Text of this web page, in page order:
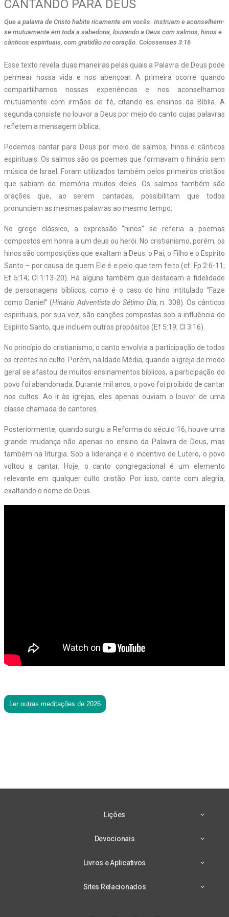
CANTANDO PARA DEUS
Que a palavra de Cristo habite ricamente em vocês. Instruam e aconselhem-
se mutuamente em toda a sabedoria, louvando a Deus com salmos, hinos e
cânticos espirituais, com gratidão no coração. Colossenses 3:16
Esse texto revela duas maneiras pelas quais a Palavra de Deus pode
permear nossa vida e nos abençoar. A primeira ocorre quando
compartilhamos nossas experiências e nos aconselhamos
mutuamente com irmãos de fé, citando os ensinos da Bíblia. A
segunda consiste no louvor a Deus por meio do canto cujas palavras
refletem a mensagem bíblica.
Podemos cantar para Deus por meio de salmos, hinos e cânticos
espirituais. Os salmos são os poemas que formavam o hinário sem
música de Israel. Foram utilizados também pelos primeiros cristãos
que sabiam de memória muitos deles. Os salmos também são
orações que, ao serem cantadas, possibilitam que todos
pronunciem as mesmas palavras ao mesmo tempo.
No grego clássico, a expressão “hinos” se referia a poemas
compostos em honra a um deus ou herói. No cristianismo, porém, os
hinos são composições que exaltam a Deus: o Pai, o Filho e o Espírito
Santo – por causa de quem Ele é e pelo que tem feito (cf. Fp 2:6-11;
Ef 5:14; Cl 1:13-20). Há alguns também que destacam a fidelidade
de personagens bíblicos, como é o caso do hino intitulado “Faze
como Daniel” (Hinário Adventista do Sétimo Dia, n. 308). Os cânticos
espirituais, por sua vez, são canções compostas sob a influência do
Espírito Santo, que incluem outros propósitos (Ef 5:19; Cl 3:16).
No princípio do cristianismo, o canto envolvia a participação de todos
os crentes no culto. Porém, na Idade Média, quando a igreja de modo
geral se afastou de muitos ensinamentos bíblicos, a participação do
povo foi abandonada. Durante mil anos, o povo foi proibido de cantar
nos cultos. Ao ir às igrejas, eles apenas ouviam o louvor de uma
classe chamada de cantores.
Posteriormente, quando surgiu a Reforma do século 16, houve uma
grande mudança não apenas no ensino da Palavra de Deus, mas
também na liturgia. Sob a liderança e o incentivo de Lutero, o povo
voltou a cantar. Hoje, o canto congregacional é um elemento
relevante em qualquer culto cristão. Por isso, cante com alegria,
exaltando o nome de Deus.
Ler outras meditações de 2026
Lições
Devocionais
Livros e Aplicativos
Sites Relacionados